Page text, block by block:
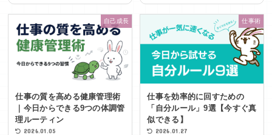
自己成長
仕事の質を高める健康管理術
｜今日からできる9つの体調管
理ルーティン
2026.01.05
仕事術
仕事を効率的に回すための
「自分ルール」9選【今すぐ真
似できる】
2026.01.27